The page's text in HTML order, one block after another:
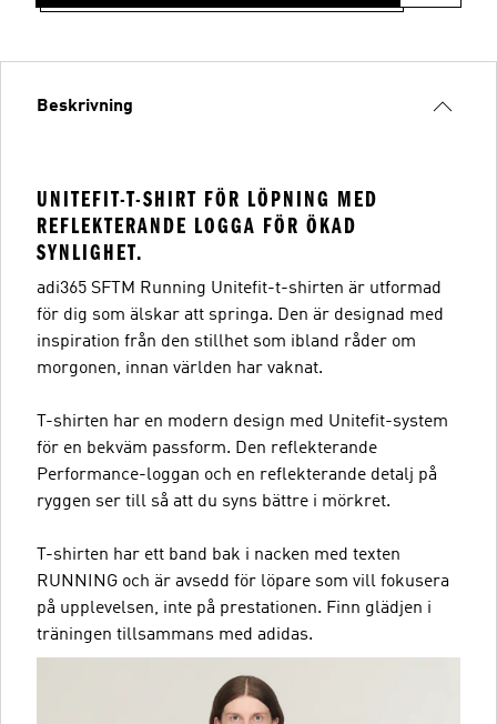
Beskrivning
UNITEFIT-T-SHIRT FÖR LÖPNING MED
REFLEKTERANDE LOGGA FÖR ÖKAD
SYNLIGHET.
adi365 SFTM Running Unitefit-t-shirten är utformad
för dig som älskar att springa. Den är designad med
inspiration från den stillhet som ibland råder om
morgonen, innan världen har vaknat.
T-shirten har en modern design med Unitefit-system
för en bekväm passform. Den reflekterande
Performance-loggan och en reflekterande detalj på
ryggen ser till så att du syns bättre i mörkret.
T-shirten har ett band bak i nacken med texten
RUNNING och är avsedd för löpare som vill fokusera
på upplevelsen, inte på prestationen. Finn glädjen i
träningen tillsammans med adidas.